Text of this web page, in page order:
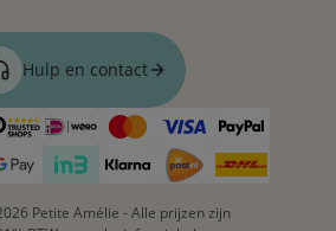
Hulp en contact
Petite Amélie - Alle prijzen zijn